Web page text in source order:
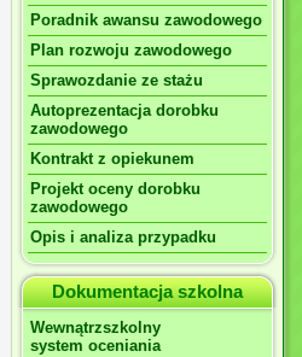
Poradnik awansu zawodowego
Plan rozwoju zawodowego
Sprawozdanie ze stażu
Autoprezentacja dorobku
zawodowego
Kontrakt z opiekunem
Projekt oceny dorobku
zawodowego
Opis i analiza przypadku
Dokumentacja szkolna
Wewnątrzszkolny
system oceniania